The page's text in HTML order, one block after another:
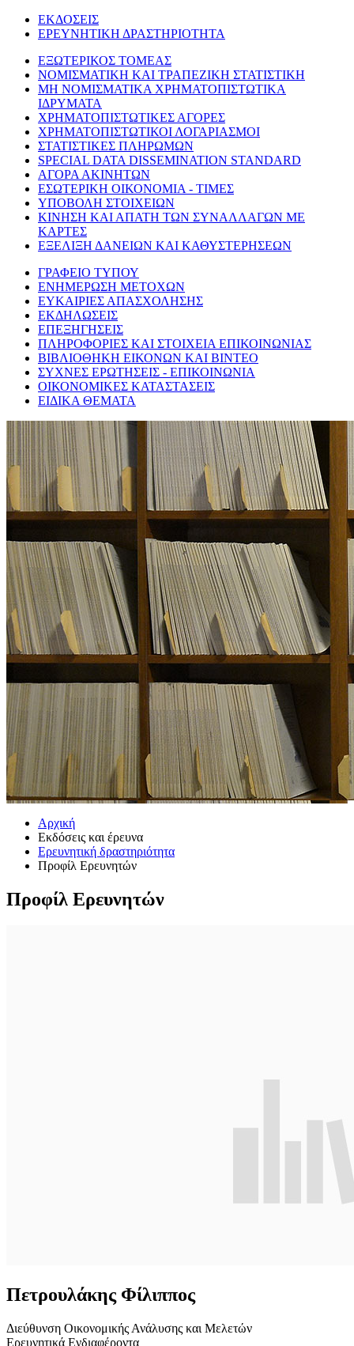
ΕΚΔΟΣΕΙΣ
ΕΡΕΥΝΗΤΙΚΗ ΔΡΑΣΤΗΡΙΟΤΗΤΑ
ΕΞΩΤΕΡΙΚΟΣ ΤΟΜΕΑΣ
ΝΟΜΙΣΜΑΤΙΚΗ ΚΑΙ ΤΡΑΠΕΖΙΚΗ ΣΤΑΤΙΣΤΙΚΗ
ΜΗ ΝΟΜΙΣΜΑΤΙΚΑ ΧΡΗΜΑΤΟΠΙΣΤΩΤΙΚΑ
ΙΔΡΥΜΑΤΑ
ΧΡΗΜΑΤΟΠΙΣΤΩΤΙΚΕΣ ΑΓΟΡΕΣ
ΧΡΗΜΑΤΟΠΙΣΤΩΤΙΚΟΙ ΛΟΓΑΡΙΑΣΜΟΙ
ΣΤΑΤΙΣΤΙΚΕΣ ΠΛΗΡΩΜΩΝ
SPECIAL DATA DISSEMINATION STANDARD
ΑΓΟΡΑ ΑΚΙΝΗΤΩΝ
ΕΣΩΤΕΡΙΚΗ ΟΙΚΟΝΟΜΙΑ - ΤΙΜΕΣ
ΥΠΟΒΟΛΗ ΣΤΟΙΧΕΙΩΝ
ΚΙΝΗΣΗ ΚΑΙ ΑΠΑΤΗ ΤΩΝ ΣΥΝΑΛΛΑΓΩΝ ΜΕ
ΚΑΡΤΕΣ
ΕΞΕΛΙΞΗ ΔΑΝΕΙΩΝ ΚΑΙ ΚΑΘΥΣΤΕΡΗΣΕΩΝ
ΓΡΑΦΕΙΟ ΤΥΠΟΥ
ΕΝΗΜΕΡΩΣΗ ΜΕΤΟΧΩΝ
ΕΥΚΑΙΡΙΕΣ ΑΠΑΣΧΟΛΗΣΗΣ
ΕΚΔΗΛΩΣΕΙΣ
ΕΠΕΞΗΓΗΣΕΙΣ
ΠΛΗΡΟΦΟΡΙΕΣ ΚΑΙ ΣΤΟΙΧΕΙΑ ΕΠΙΚΟΙΝΩΝΙΑΣ
ΒΙΒΛΙΟΘΗΚΗ ΕΙΚΟΝΩΝ ΚΑΙ ΒΙΝΤΕΟ
ΣΥΧΝΕΣ ΕΡΩΤΗΣΕΙΣ - ΕΠΙΚΟΙΝΩΝΙΑ
ΟΙΚΟΝΟΜΙΚΕΣ ΚΑΤΑΣΤΑΣΕΙΣ
ΕΙΔΙΚΑ ΘΕΜΑΤΑ
Αρχική
Εκδόσεις και έρευνα
Ερευνητική δραστηριότητα
Προφίλ Ερευνητών
Προφίλ Ερευνητών
Πετρουλάκης Φίλιππος
Διεύθυνση Οικονομικής Ανάλυσης και Μελετών
Ερευνητικά Ενδιαφέροντα